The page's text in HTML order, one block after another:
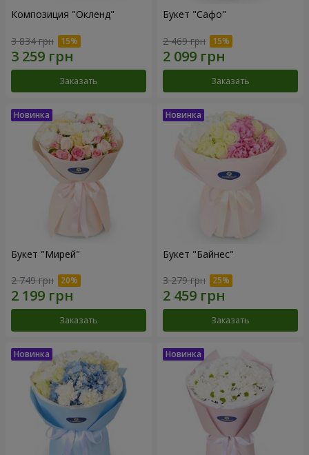
Композиция "Окленд"
3 834 грн
Заказать
Букет "Сафо"
2 469 грн
Заказать
Букет "Мирей"
2 749 грн
Заказать
Букет "Байнес"
3 279 грн
Заказать